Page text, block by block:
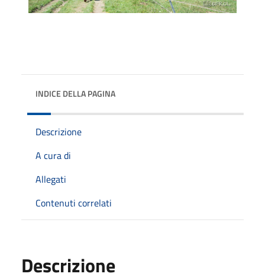
INDICE DELLA PAGINA
Descrizione
A cura di
Allegati
Contenuti correlati
Descrizione